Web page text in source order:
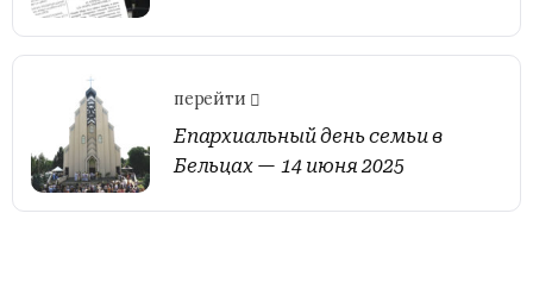
перейти
Епархиальный день семьи в
Бельцах — 14 июня 2025